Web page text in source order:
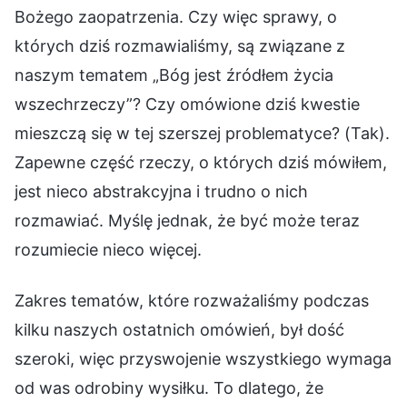
Bożego zaopatrzenia. Czy więc sprawy, o
których dziś rozmawialiśmy, są związane z
naszym tematem „Bóg jest źródłem życia
wszechrzeczy”? Czy omówione dziś kwestie
mieszczą się w tej szerszej problematyce? (Tak).
Zapewne część rzeczy, o których dziś mówiłem,
jest nieco abstrakcyjna i trudno o nich
rozmawiać. Myślę jednak, że być może teraz
rozumiecie nieco więcej.
Zakres tematów, które rozważaliśmy podczas
kilku naszych ostatnich omówień, był dość
szeroki, więc przyswojenie wszystkiego wymaga
od was odrobiny wysiłku. To dlatego, że